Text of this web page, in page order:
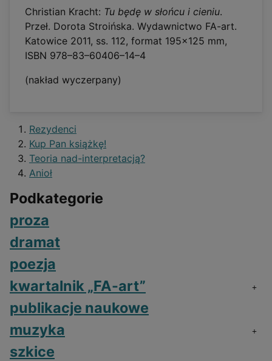
Christian Kracht: Tu będę w słońcu i cieniu.
Przeł. Dorota Stroińska. Wydawnictwo FA-art.
Katowice 2011, ss. 112, format 195x125 mm,
ISBN 978–83–60406–14–4
(nakład wyczerpany)
Rezydenci
Kup Pan książkę!
Teoria nad-interpretacją?
Anioł
Podkategorie
proza
dramat
poezja
kwartalnik „FA-art”
publikacje naukowe
muzyka
szkice